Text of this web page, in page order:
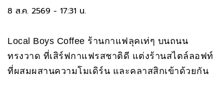
8 ส.ค. 2569 - 17:31 น.
Local Boys Coffee ร้านกาแฟลุคเท่ๆ บนถนน
ทรงวาด ที่เสิร์ฟกาแฟรสชาติดี แต่งร้านสไตล์ลอฟท์
ที่ผสมผสานความโมเดิร์น และคลาสสิกเข้าด้วยกัน